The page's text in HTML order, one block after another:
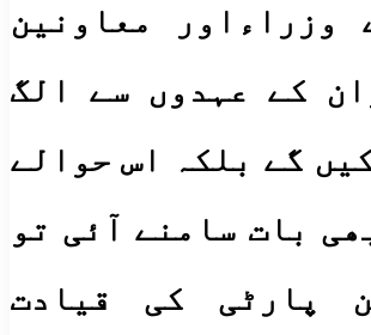
وزراءاور معاونین
کے عہدوں سے الگ
گے بلکہ اس حوالے
بات سامنے آئی تو
پارٹی کی قیادت